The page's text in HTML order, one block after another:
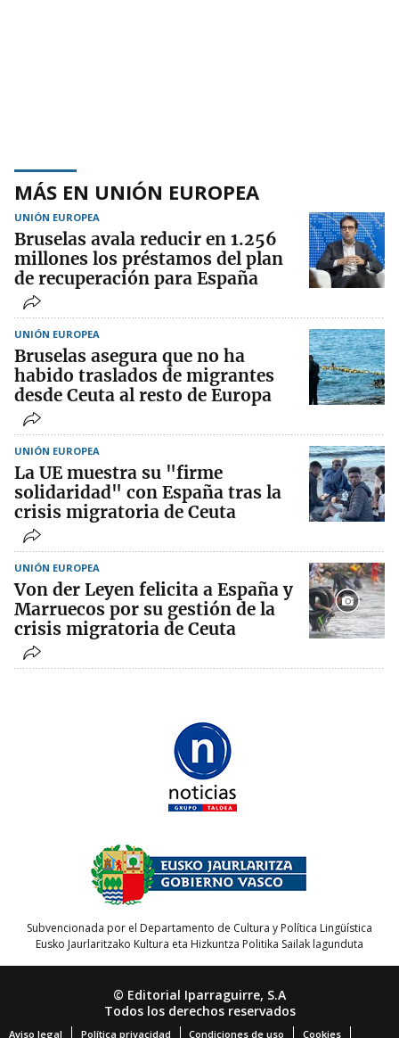
MÁS EN UNIÓN EUROPEA
UNIÓN EUROPEA
Bruselas avala reducir en 1.256
millones los préstamos del plan
de recuperación para España
UNIÓN EUROPEA
Bruselas asegura que no ha
habido traslados de migrantes
desde Ceuta al resto de Europa
UNIÓN EUROPEA
La UE muestra su "firme
solidaridad" con España tras la
crisis migratoria de Ceuta
UNIÓN EUROPEA
Von der Leyen felicita a España y
Marruecos por su gestión de la
crisis migratoria de Ceuta
Subvencionada por el Departamento de Cultura y Política Lingüística
Eusko Jaurlaritzako Kultura eta Hizkuntza Politika Sailak lagunduta
© Editorial Iparraguirre, S.A
Todos los derechos reservados
Aviso legal Política privacidad Condiciones de uso Cookies